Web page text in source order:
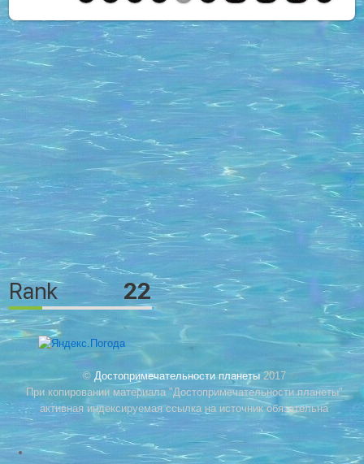
© Достопримечательности планеты2017
При копировании материала "Достопримечательности планеты"
активная индексируемая ссылка на источник обязательна